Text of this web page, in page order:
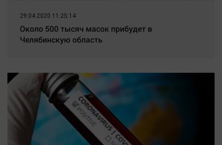
29.04.2020 11:25:14
Около 500 тысяч масок прибудет в
Челябинскую область